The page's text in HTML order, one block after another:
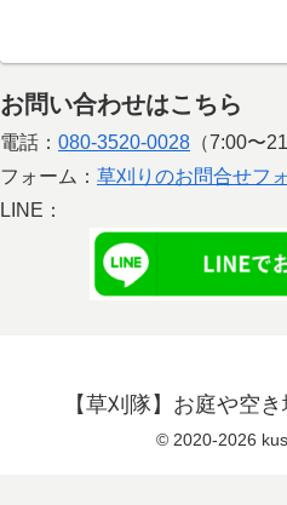
お問い合わせはこちら
電話： 080-3520-0028 （7:00〜
フォーム： 草刈りのお問合せフ
LINE：
【草刈隊】お庭や空
© 2020-2026